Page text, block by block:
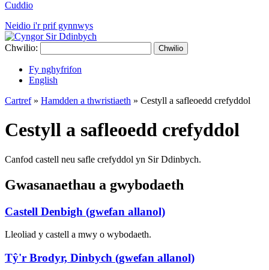
Cuddio
Neidio i'r prif gynnwys
Chwilio: Chwilio
Fy nghyfrifon
English
Cartref» Hamdden a thwristiaeth » Cestyll a safleoedd crefyddol
Cestyll a safleoedd crefyddol
Canfod castell neu safle crefyddol yn Sir Ddinbych.
Gwasanaethau a gwybodaeth
Castell Denbigh (gwefan allanol)
Lleoliad y castell a mwy o wybodaeth.
Tŷ'r Brodyr, Dinbych (gwefan allanol)